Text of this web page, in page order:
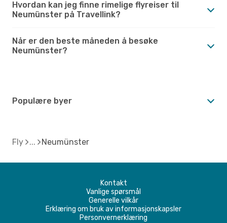
Hvordan kan jeg finne rimelige flyreiser til
Neumünster på Travellink?
Når er den beste måneden å besøke
Neumünster?
Populære byer
Fly Neumünster
Kontakt
Vanlige spørsmål
Generelle vilkår
Erklæring om bruk av informasjonskapsler
Personvernerklæring